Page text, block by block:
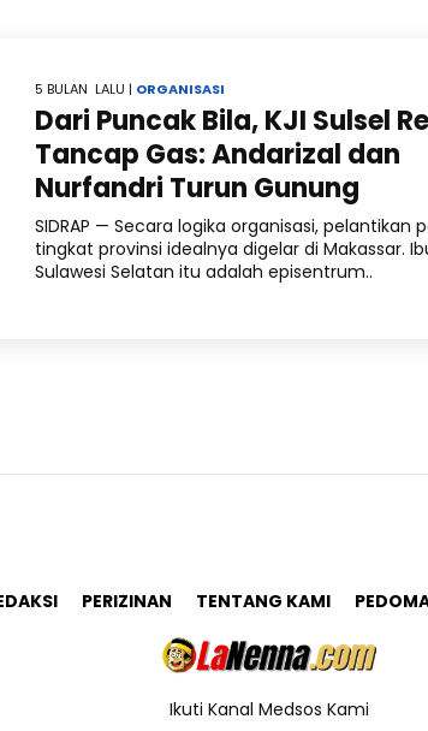
5 BULAN LALU | ORGANISASI
Dari Puncak Bila, KJI Sulsel
Tancap Gas: Andarizal dan
Nurfandri Turun Gunung
SIDRAP — Secara logika organisasi, pelantikan
tingkat provinsi idealnya digelar di Makassar.
Sulawesi Selatan itu adalah episentrum..
PERIZINAN TENTANG KAMI
Ikuti Kanal Medsos Kami